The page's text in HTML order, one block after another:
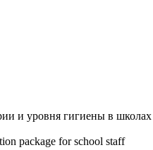
и уровня гигиены в школах
package for school staff